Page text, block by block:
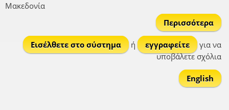
Μακεδονία
Περισσότερα
Εισέλθετε στο σύστημα
ή εγγραφείτε
για να
υποβάλετε σχόλια
English